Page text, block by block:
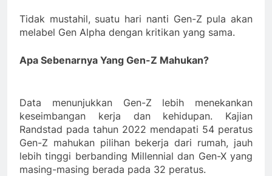
Tidak mustahil, suatu hari nanti Gen-Z pula akan
melabel Gen Alpha dengan kritikan yang sama.
Apa Sebenarnya Yang Gen-Z Mahukan?
Data menunjukkan Gen-Z lebih menekankan
keseimbangan kerja dan kehidupan. Kajian
Randstad pada tahun 2022 mendapati 54 peratus
Gen-Z mahukan pilihan bekerja dari rumah, jauh
lebih tinggi berbanding Millennial dan Gen-X yang
masing-masing berada pada 32 peratus.